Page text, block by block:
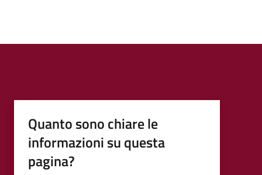
Quanto sono chiare le
informazioni su questa
pagina?